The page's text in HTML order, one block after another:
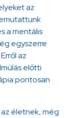
az
a mentális
egyszerre
az
előtti
pontosan
életnek, még